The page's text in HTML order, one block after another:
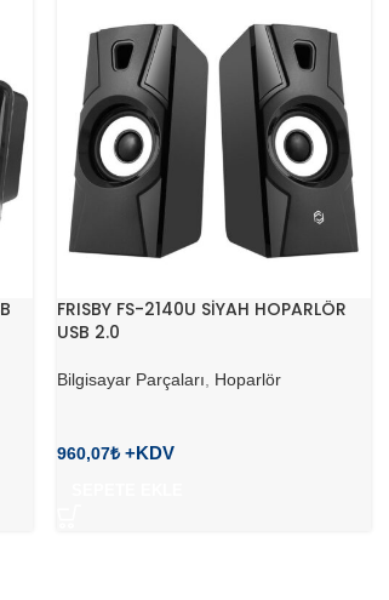
FRISBY FS-2140U SİYAH HOPARLÖR
USB 2.0
Bilgisayar Parçaları Hoparlör
960,07₺